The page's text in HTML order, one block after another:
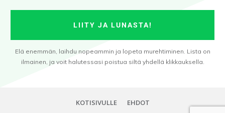
LIITY JA LUNASTA!
Elä enemmän, laihdu nopeammin ja lopeta murehtiminen. Lista on
ilmainen, ja voit halutessasi poistua siltä yhdellä klikkauksella.
KOTISIVULLE EHDOT